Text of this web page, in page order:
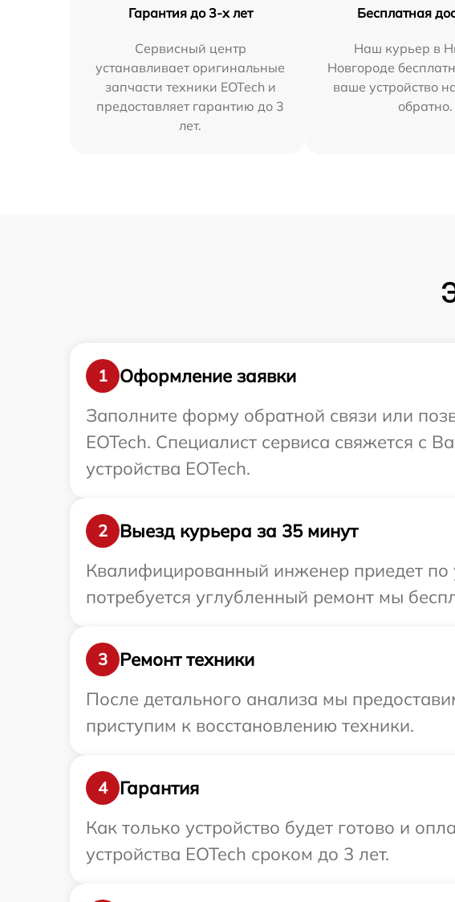
Гарантия до 3-х лет
Сервисный центр
устанавливает оригинальные
запчасти техники EOTech и
предоставляет гарантию до 3
лет.
Бесплатная
Наш курьер в
Новгороде
ваше устройство
обратно.
1
Оформление заявки
Заполните форму обратной связи или
EOTech. Специалист сервиса свяжется с
устройства EOTech.
2
Выезд курьера за 35 минут
Квалифицированный инженер приедет по
потребуется углубленный ремонт мы
3
Ремонт техники
После детального анализа мы
приступим к восстановлению техники.
4
Гарантия
Как только устройство будет готово и
устройства EOTech сроком до 3 лет.